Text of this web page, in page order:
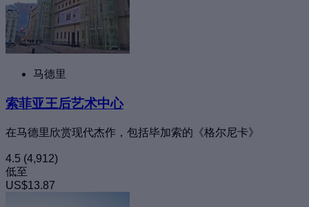
马德里
索菲亚王后艺术中心
在马德里欣赏现代杰作，包括毕加索的《格尔尼卡》
4.5 (4,912)
低至
US$13.87